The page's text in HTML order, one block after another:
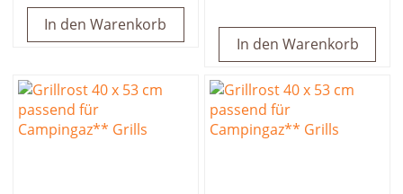
In den Warenkorb
In den Warenkorb